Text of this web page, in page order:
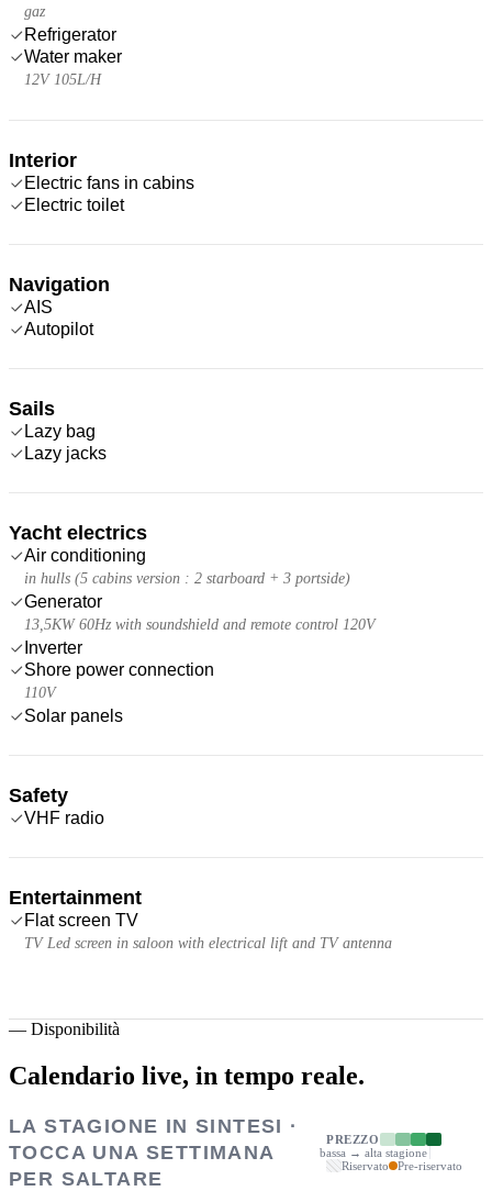
gaz
Refrigerator
Water maker
12V 105L/H
Interior
Electric fans in cabins
Electric toilet
Navigation
AIS
Autopilot
Sails
Lazy bag
Lazy jacks
Yacht electrics
Air conditioning
in hulls (5 cabins version : 2 starboard + 3 portside)
Generator
13,5KW 60Hz with soundshield and remote control 120V
Inverter
Shore power connection
110V
Solar panels
Safety
VHF radio
Entertainment
Flat screen TV
TV Led screen in saloon with electrical lift and TV antenna
— Disponibilità
Calendario live, in tempo reale.
LA STAGIONE IN SINTESI ·
TOCCA UNA SETTIMANA
PER SALTARE
PREZZO
bassa → alta stagione
Riservato
Pre-riservato